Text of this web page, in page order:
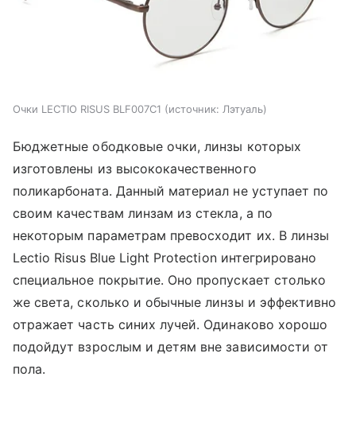
Очки LECTIO RISUS BLF007C1 источник: Лэтуаль
Бюджетные ободковые очки, линзы которых
изготовлены из высококачественного
поликарбоната. Данный материал не уступает по
своим качествам линзам из стекла, а по
некоторым параметрам превосходит их. В линзы
Lectio Risus Blue Light Protection интегрировано
специальное покрытие. Оно пропускает столько
же света, сколько и обычные линзы и эффективно
отражает часть синих лучей. Одинаково хорошо
подойдут взрослым и детям вне зависимости от
пола.